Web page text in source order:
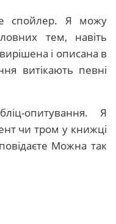
спойлер. Я можу
тем, навіть
і описана в
витікають певні
опитування. Я
чи тром у книжці
Можна так